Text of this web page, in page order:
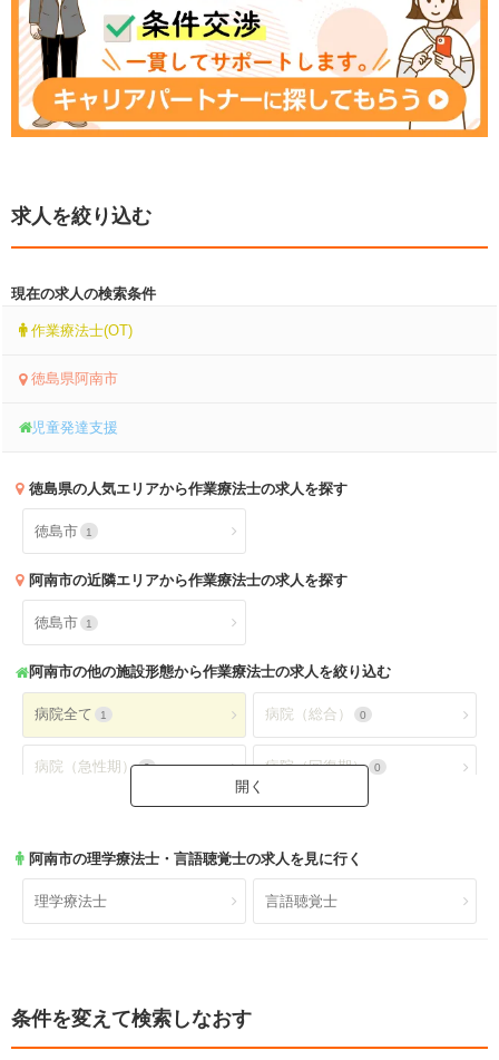
求人を絞り込む
現在の求人の検索条件
作業療法士(OT)
徳島県阿南市
児童発達支援
徳島県の人気エリアから作業療法士の求人を探す
徳島市 1
阿南市の近隣エリアから作業療法士の求人を探す
徳島市 1
阿南市の他の施設形態から作業療法士の求人を絞り込む
病院全て 1 病院（総合） 0
病院（急性期） 0 病院（回復期） 0
病院（外来） 病院（精神科）
病院(地域包括ケア) 0 クリニック全て 0
クリニック(精神科) 0
阿南市の理学療法士・言語聴覚士の求人を見に行く
理学療法士 言語聴覚士
条件を変えて検索しなおす